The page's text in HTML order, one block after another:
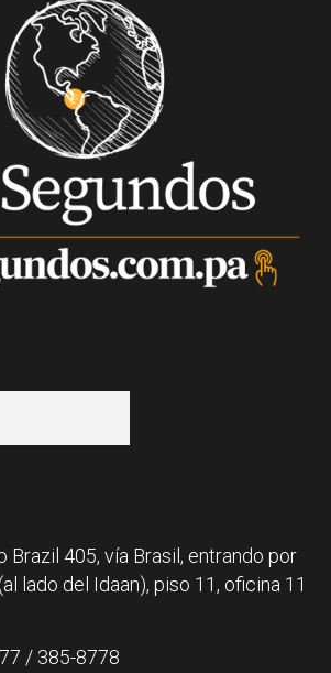
Brazil 405, vía Brasil, entrando por
lado del Idaan), piso 11, oficina 11
/ 385-8778